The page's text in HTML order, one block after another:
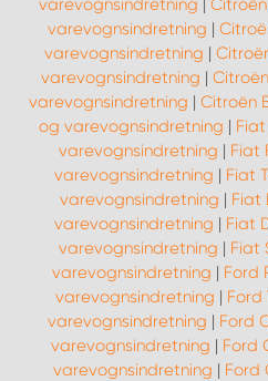
varevognsindretning |
varevognsindretning |
varevognsindretning |
varevognsindretning |
varevognsindretning | Citroën
og varevognsindretning |
varevognsindretning | Fiat
varevognsindretning | Fiat
varevognsindretning | Fiat
varevognsindretning | Fiat
varevognsindretning | Fiat
varevognsindretning | Ford
varevognsindretning | Ford
varevognsindretning | Ford
varevognsindretning | Ford
varevognsindretning | Ford